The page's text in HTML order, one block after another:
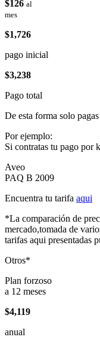
$126 al
mes
$1,726
pago inicial
$3,238
Pago total
De esta forma solo
Por ejemplo:
Si contratas tu pago por
Aveo
PAQ B 2009
Encuentra tu tarifa aqui
*La comparación de
mercado,tomada de
tarifas aqui presentadas
Otros*
Plan forzoso
a 12 meses
$4,119
anual